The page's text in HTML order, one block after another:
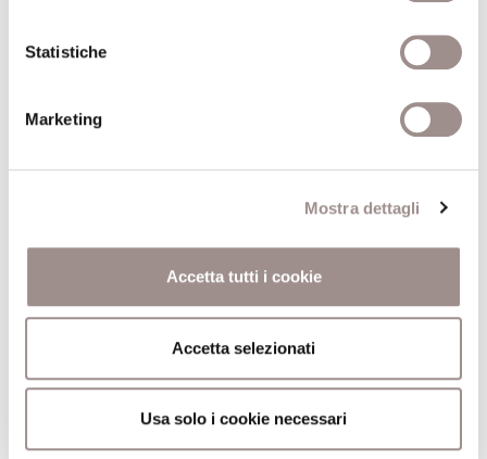
Statistiche
Marketing
Mostra dettagli
Accetta tutti i cookie
Accetta selezionati
Usa solo i cookie necessari
Attraverso la finestra Fotografie di Giorgio
Barrera
20/09/2008
Nervo&Tes Like a bag
Videoinstallazione e performance
Festival Filosofia